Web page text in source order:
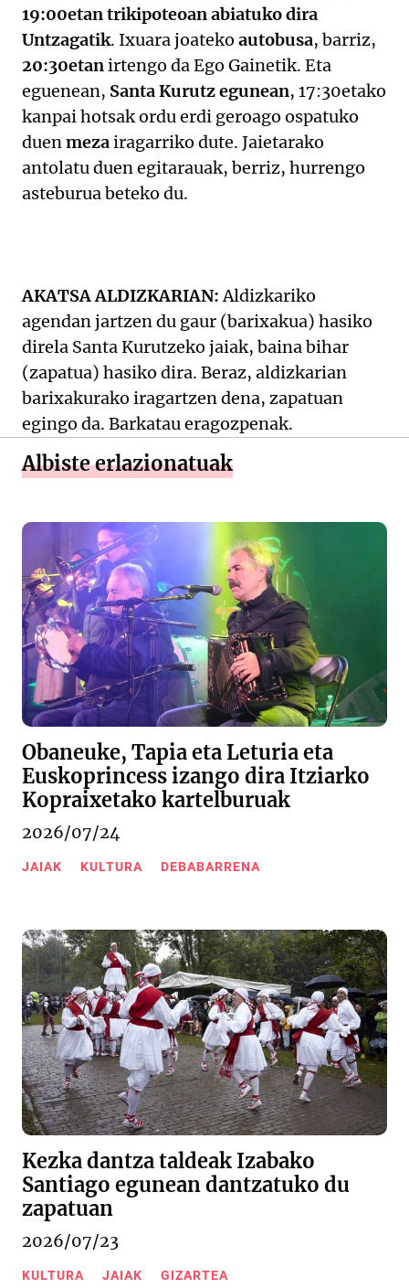
19:00etan trikipoteoan abiatuko dira
Untzagatik. Ixuara joateko autobusa, barriz,
20:30etanirtengo da Ego Gainetik. Eta
eguenean, Santa Kurutz egunean, 17:30etako
kanpai hotsak ordu erdi geroago ospatuko
duenmezairagarriko dute. Jaietarako
antolatu duen egitarauak, berriz, hurrengo
asteburua beteko du.
AKATSA ALDIZKARIAN:Aldizkariko
agendan jartzen du gaur (barixakua) hasiko
direla Santa Kurutzeko jaiak, baina bihar
(zapatua) hasiko dira. Beraz, aldizkarian
barixakurako iragartzen dena, zapatuan
egingo da. Barkatau eragozpenak.
Albiste erlazionatuak
Obaneuke, Tapia eta Leturia eta
Euskoprincess izango dira Itziarko
Kopraixetako kartelburuak
2026/07/24
JAIAK KULTURA DEBABARRENA
Kezka dantza taldeak Izabako
Santiago egunean dantzatuko du
zapatuan
2026/07/23
KULTURA JAIAK GIZARTEA